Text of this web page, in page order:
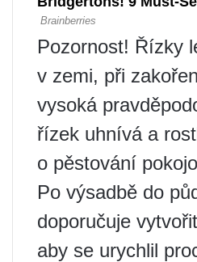
Pozornost! Řízky
v zemi, při
vysoká
řízek uhnívá a
o pěstování
Po výsadbě do
doporučuje
aby se urychlil